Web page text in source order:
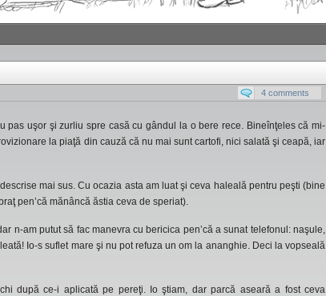
4 comments
pas uşor şi zurliu spre casă cu gândul la o bere rece. Bineînţeles că mi-
la piaţă din cauză că nu mai sunt cartofi, nici salată şi ceapă, iar
mai sus. Cu ocazia asta am luat şi ceva haleală pentru peşti (bine
pen’că mănâncă ăstia ceva de speriat).
n-am putut să fac manevra cu bericica pen’că a sunat telefonul: naşule,
Io-s suflet mare şi nu pot refuza un om la ananghie. Deci la vopseală
după ce-i aplicată pe pereţi. Io ştiam, dar parcă aseară a fost ceva